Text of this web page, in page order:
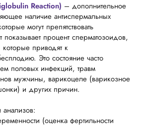
Reaction) – дополнительное
наличие антиспермальных
могут препятствовать
показывает процент сперматозоидов,
которые приводят к
Это состояние часто
половых инфекций, травм
мужчины, варикоцеле (варикозное
и других причин.
(оценка фертильности